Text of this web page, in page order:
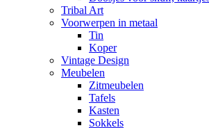
Tribal Art
Voorwerpen in metaal
Tin
Koper
Vintage Design
Meubelen
Zitmeubelen
Tafels
Kasten
Sokkels